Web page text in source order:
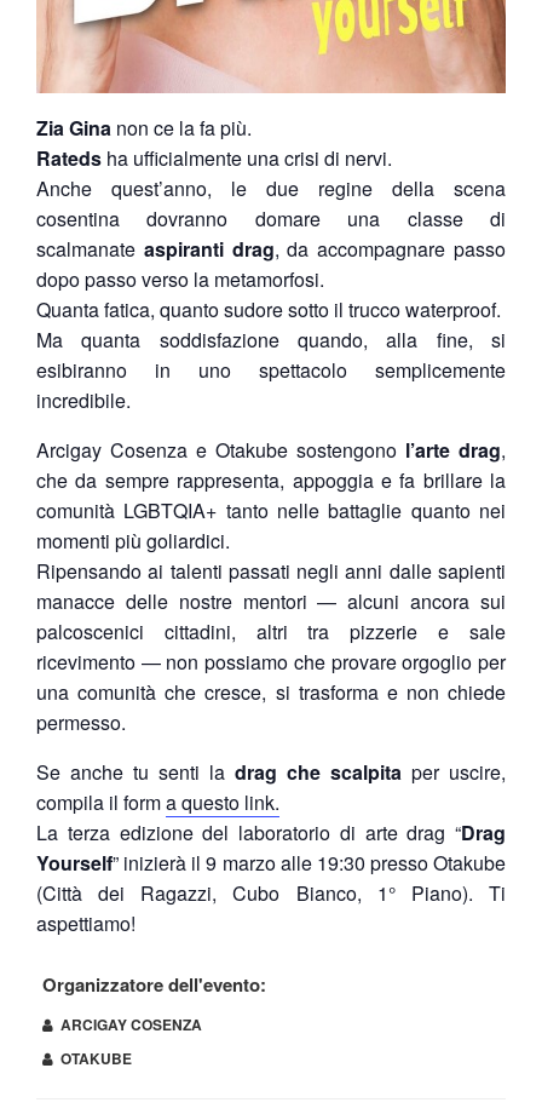
Zia Gina non ce la fa più.
Rateds ha ufficialmente una crisi di nervi.
Anche quest’anno, le due regine della scena
cosentina dovranno domare una classe di
scalmanate aspiranti drag, da accompagnare passo
dopo passo verso la metamorfosi.
Quanta fatica, quanto sudore sotto il trucco waterproof.
Ma quanta soddisfazione quando, alla fine, si
esibiranno in uno spettacolo semplicemente
incredibile.
Arcigay Cosenza e Otakube sostengono l’arte drag,
che da sempre rappresenta, appoggia e fa brillare la
comunità LGBTQIA+ tanto nelle battaglie quanto nei
momenti più goliardici.
Ripensando ai talenti passati negli anni dalle sapienti
manacce delle nostre mentori — alcuni ancora sui
palcoscenici cittadini, altri tra pizzerie e sale
ricevimento — non possiamo che provare orgoglio per
una comunità che cresce, si trasforma e non chiede
permesso.
Se anche tu senti la drag che scalpita per uscire,
compila il forma questo link.
La terza edizione del laboratorio di arte drag “Drag
Yourself” inizierà il 9 marzo alle 19:30 presso Otakube
(Città dei Ragazzi, Cubo Bianco, 1° Piano). Ti
aspettiamo!
Organizzatore dell'evento:
ARCIGAY COSENZA
OTAKUBE